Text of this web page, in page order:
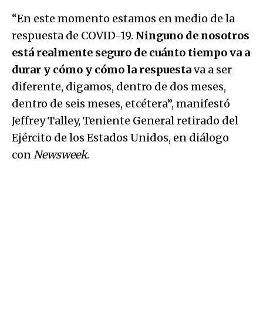
“En este momento estamos en medio de la
respuesta de COVID-19. Ninguno de nosotros
está realmente seguro de cuánto tiempo va a
durar y cómo y cómo la respuestava a ser
diferente, digamos, dentro de dos meses,
dentro de seis meses, etcétera”, manifestó
Jeffrey Talley, Teniente General retirado del
Ejército de los Estados Unidos, en diálogo
conNewsweek.